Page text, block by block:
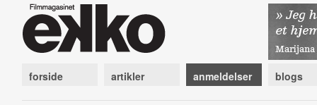
forside artikler anmeldelser blogs